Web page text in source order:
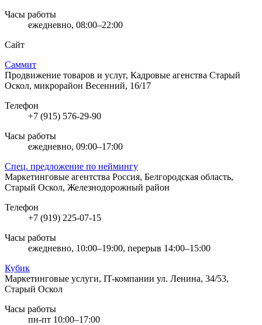
Часы работы
ежедневно, 08:00–22:00
Сайт
Саммит
Продвижение товаров и услуг, Кадровые агенства Старый
Оскол, микрорайон Весенний, 16/17
Телефон
+7 (915) 576-29-90
Часы работы
ежедневно, 09:00–17:00
Спец. предложение по неймингу
Маркетинговые агентства Россия, Белгородская область,
Старый Оскол, Железнодорожный район
Телефон
+7 (919) 225-07-15
Часы работы
ежедневно, 10:00–19:00, перерыв 14:00–15:00
Кубик
Маркетинговые услуги, IT-компании ул. Ленина, 34/53,
Старый Оскол
Часы работы
пн-пт 10:00–17:00